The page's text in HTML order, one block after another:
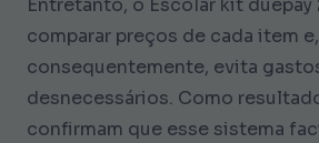
Entretanto, o Escolar kit
comparar preços de cada item e,
consequentemente, evita
desnecessários. Como
confirmam que esse sistema